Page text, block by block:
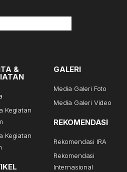
&
Kegiatan
Kegiatan
GALERI
Media Galeri Foto
Media Galeri Video
REKOMENDASI
Rekomendasi IRA
Rekomendasi
Internasional